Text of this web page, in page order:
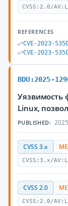
CVSS:2.0/
REFERENCES
CVE-2023-
CVE-2023-
BDU:2025-
Уязвимость
Linux,
PUBLISHED:
CVSS 3.x
CVSS:3.x/
CVSS 2.0
CVSS:2.0/